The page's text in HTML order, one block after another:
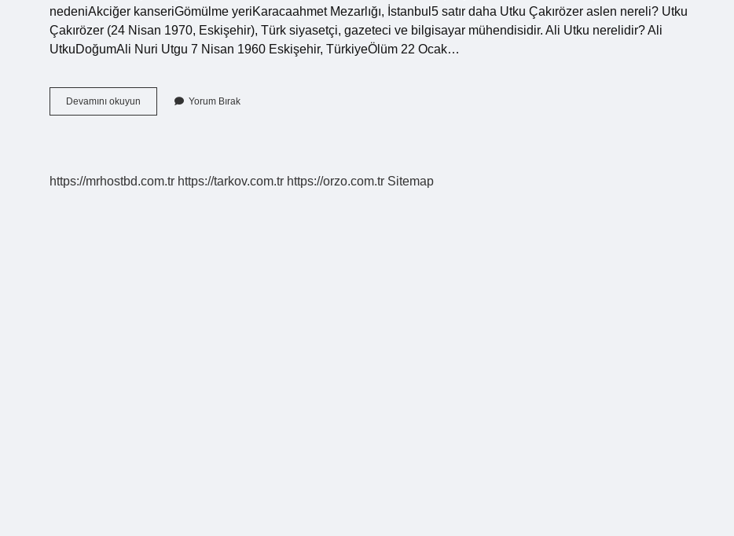
nedeniAkciğer kanseriGömülme yeriKaracaahmet Mezarlığı, İstanbul5 satır daha Utku Çakırözer aslen nereli? Utku
Çakırözer (24 Nisan 1970, Eskişehir), Türk siyasetçi, gazeteci ve bilgisayar mühendisidir. Ali Utku nerelidir? Ali
UtkuDoğumAli Nuri Utgu 7 Nisan 1960 Eskişehir, TürkiyeÖlüm 22 Ocak…
Devamını okuyun
Ateş
Yorum Bırak
https://mrhostbd.com.tr https://tarkov.com.tr https://orzo.com.tr Sitemap